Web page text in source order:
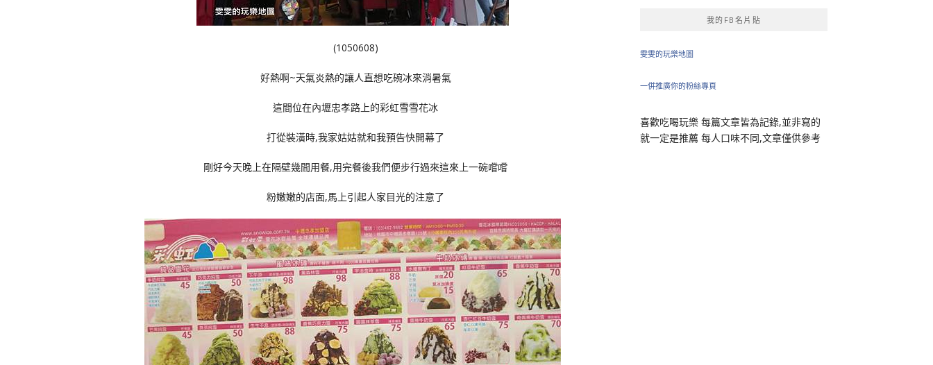
(1050608)
好熱啊~天氣炎熱的讓人直想吃碗冰來消暑氣
這間位在內壢忠孝路上的彩虹雪雪花冰
打從裝潢時,我家姑姑就和我預告快開幕了
剛好今天晚上在隔壁幾間用餐,用完餐後我們便步行過來這來上一碗嚐嚐
粉嫩嫩的店面,馬上引起人家目光的注意了
我的FB名片貼
雯雯的玩樂地圖
一併推廣你的粉絲專頁
喜歡吃喝玩樂 每篇文章皆為記錄,並非寫的
就一定是推薦 每人口味不同,文章僅供參考